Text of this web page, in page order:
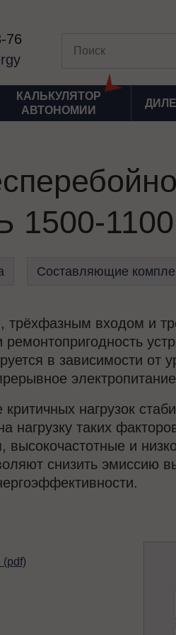
76
КАЛЬКУЛЯТОР
АВТОНОМИИ
Составляющие
трёхфазным входом и
в зависимости от
нагрузок
нагрузку таких
и
снизить эмиссию
(pdf)